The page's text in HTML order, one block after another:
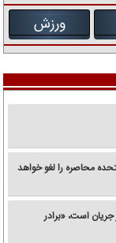
ورزش
محاصره را لغو خواهد
است، «برادر